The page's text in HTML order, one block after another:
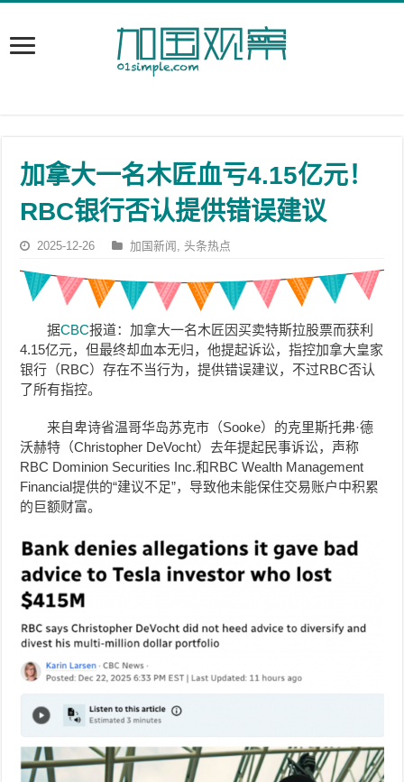
加拿大一名木匠血亏4.15亿元！
RBC银行否认提供错误建议
2025-12-26 加国新闻 ,头条热点
据CBC报道：加拿大一名木匠因买卖特斯拉股票而获利
4.15亿元，但最终却血本无归，他提起诉讼，指控加拿大皇家
银行（RBC）存在不当行为，提供错误建议，不过RBC否认
了所有指控。
来自卑诗省温哥华岛苏克市（Sooke）的克里斯托弗·德
沃赫特（Christopher DeVocht）去年提起民事诉讼，声称
RBC Dominion Securities Inc.和RBC Wealth Management
Financial提供的“建议不足”，导致他未能保住交易账户中积累
的巨额财富。